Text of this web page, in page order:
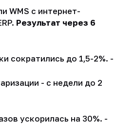
WMS с интернет-
Результат через 6
сократились до 1,5-2%. -
- с недели до 2
ускорилась на 30%. -